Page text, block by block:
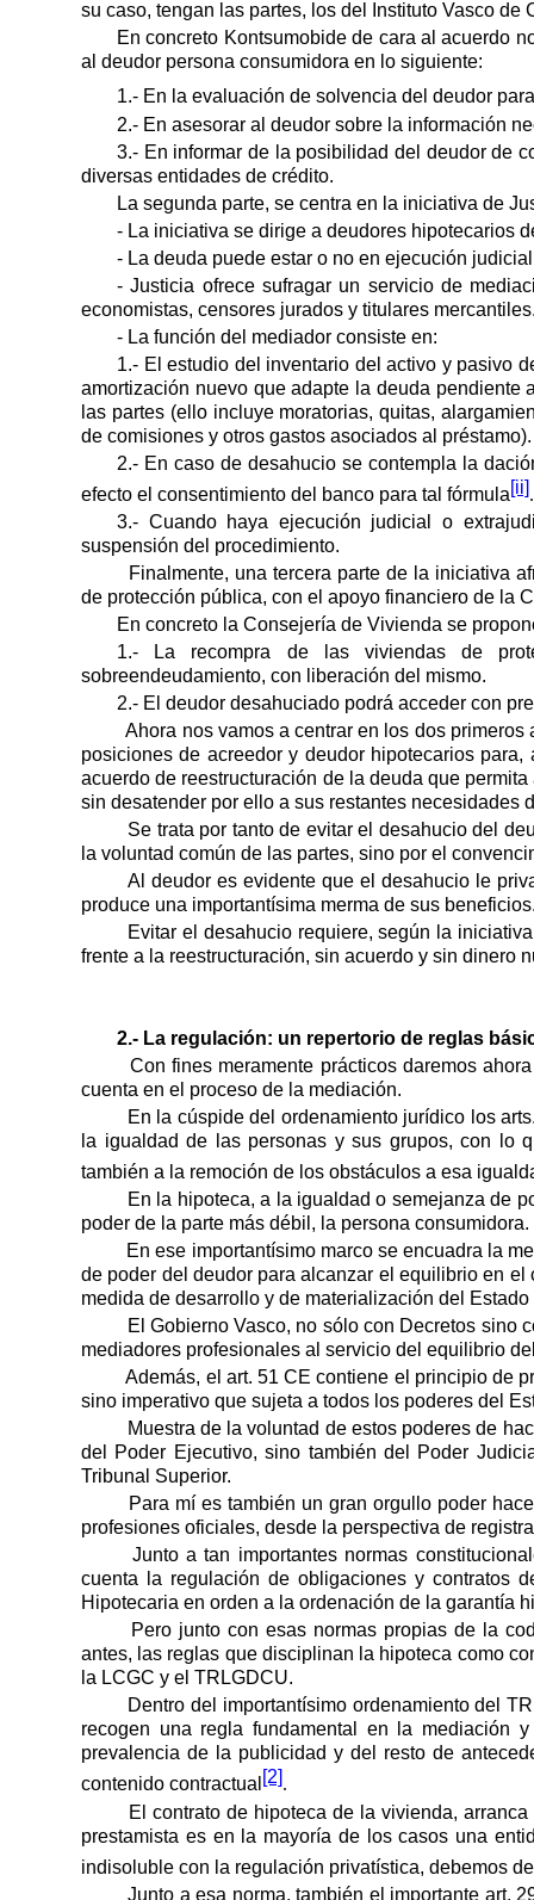
su caso, tengan las partes, los del Instituto Vasco de
En concreto Kontsumobide de cara al acuerdo
al deudor persona consumidora en lo siguiente:
1.- En la evaluación de solvencia del deudor
2.- En asesorar al deudor sobre la información
3.- En informar de la posibilidad del deudor de
diversas entidades de crédito.
La segunda parte, se centra en la iniciativa de
- La iniciativa se dirige a deudores hipotecarios
- La deuda puede estar o no en ejecución
- Justicia ofrece sufragar un servicio de
economistas, censores jurados y titulares
- La función del mediador consiste en:
1.- El estudio del inventario del activo y pasivo
amortización nuevo que adapte la deuda
las partes (ello incluye moratorias, quitas,
de comisiones y otros gastos asociados al préstamo).
2.- En caso de desahucio se contempla la
efecto el consentimiento del banco para tal fórmula[ii].
3.- Cuando haya ejecución judicial o
suspensión del procedimiento.
Finalmente, una tercera parte de la iniciativa
de protección pública, con el apoyo financiero de la
En concreto la Consejería de Vivienda se
1.- La recompra de las viviendas de
sobreendeudamiento, con liberación del mismo.
2.- El deudor desahuciado podrá acceder con
Ahora nos vamos a centrar en los dos
posiciones de acreedor y deudor hipotecarios
acuerdo de reestructuración de la deuda que
sin desatender por ello a sus restantes necesidades
Se trata por tanto de evitar el desahucio del
la voluntad común de las partes, sino por el
Al deudor es evidente que el desahucio le
produce una importantísima merma de sus
Evitar el desahucio requiere, según la
frente a la reestructuración, sin acuerdo y sin dinero
2.- La regulación: un repertorio de reglas
Con fines meramente prácticos daremos
cuenta en el proceso de la mediación.
En la cúspide del ordenamiento jurídico los
la igualdad de las personas y sus grupos, con lo
también a la remoción de los obstáculos a esa
En la hipoteca, a la igualdad o semejanza de
poder de la parte más débil, la persona consumidora.
En ese importantísimo marco se encuadra la
de poder del deudor para alcanzar el equilibrio en
medida de desarrollo y de materialización del
El Gobierno Vasco, no sólo con Decretos sino
mediadores profesionales al servicio del equilibrio
Además, el art. 51 CE contiene el principio de
sino imperativo que sujeta a todos los poderes del
Muestra de la voluntad de estos poderes de
del Poder Ejecutivo, sino también del Poder
Tribunal Superior.
Para mí es también un gran orgullo poder
profesiones oficiales, desde la perspectiva de
Junto a tan importantes normas
cuenta la regulación de obligaciones y contratos
Hipotecaria en orden a la ordenación de la garantía
Pero junto con esas normas propias de la
antes, las reglas que disciplinan la hipoteca como
la LCGC y el TRLGDCU.
Dentro del importantísimo ordenamiento del
recogen una regla fundamental en la mediación
prevalencia de la publicidad y del resto de
contenido contractual [2].
El contrato de hipoteca de la vivienda,
prestamista es en la mayoría de los casos una
indisoluble con la regulación privatística, debemos
Junto a esa norma, también el importante art.